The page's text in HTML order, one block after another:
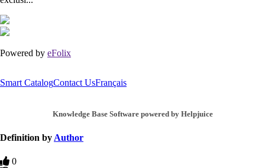
Powered by eFolix
Smart CatalogContact UsFrançais
Knowledge Base Software powered by Helpjuice
Definition by Author
0